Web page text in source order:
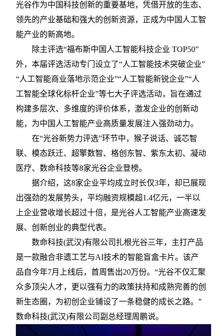
光谷作为中国科技创新的重要基地，凭借开放的生态、
领先的产业基础和强大的创新资源，正成为中国人工智
能产业的新高地。
除主评选“福布斯中国人工智能科技企业 TOP50”
外，本届评选活动专门设立了“人工智能技术突破企业”
“人工智能商业落地示范企业”“人工智能新锐企业”“人
工智能全球化标杆企业”等七大子评选活动，旨在通过
构建多层次、多维度的评价体系，激发企业的创新动
能，为中国人工智能产业高质量发展注入强劲动力。
在“光谷新势力评选”环节中，猴子说话、诚芯智
联、模态跃迁、超擎数智、格创东智、紫东太初、凝动
医疗、数命科技等8家光谷企业登榜。
据介绍，这8家企业平均成立时长仅3年，却已展现
出强劲的发展势头，平均融资规模超1.4亿元，一半以
上企业营收增长超过十倍，是光谷人工智能产业高速发
展、创新创业的典型代表。
数命科技(武汉)有限公司扎根光谷三年，主打产品
是一款融合非遗工艺与AI技术的智能盲盒卡片。该产
品自今年7月上线后，首周售出20万份。“光谷不仅汇聚
众多顶尖人才，更以强有力的政策扶持和成熟完善的创
新生态圈，为初创企业铺设了一条稳健的成长之路。”
数命科技(武汉)有限公司副总经理周鹏说。